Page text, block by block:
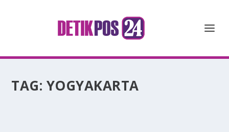
TAG: YOGYAKARTA